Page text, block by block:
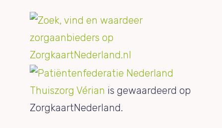
Thuiszorg Vérian is gewaardeerd op
ZorgkaartNederland.